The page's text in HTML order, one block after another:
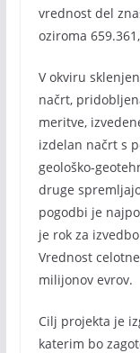
vrednost del
oziroma
V okviru
načrt,
meritve,
izdelan načrt s
geološko-
druge
pogodbi je
je rok za
Vrednost
milijonov evrov.
Cilj projekta je
katerim bo